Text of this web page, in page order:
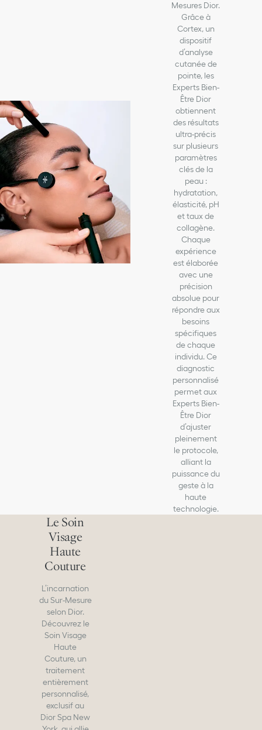
Mesures Dior.
Grâce à
Cortex, un
dispositif
d’analyse
cutanée de
pointe, les
Experts Bien-
Être Dior
obtiennent
des résultats
ultra-précis
sur plusieurs
paramètres
clés de la
peau :
hydratation,
élasticité, pH
et taux de
collagène.
Chaque
expérience
est élaborée
avec une
précision
absolue pour
répondre aux
besoins
spécifiques
de chaque
individu. Ce
diagnostic
personnalisé
permet aux
Experts Bien-
Être Dior
d’ajuster
pleinement
le protocole,
alliant la
puissance du
geste à la
haute
technologie.
Le Soin
Visage
Haute
Couture
L’incarnation
du Sur-Mesure
selon Dior.
Découvrez le
Soin Visage
Haute
Couture, un
traitement
entièrement
personnalisé,
exclusif au
Dior Spa New